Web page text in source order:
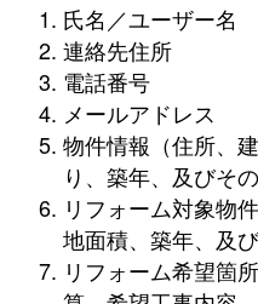
氏名／ユーザー名
連絡先住所
電話番号
メールアドレス
物件情報（住所、
り、築年、及びその
リフォーム対象物
地面積、築年、及
リフォーム希望箇